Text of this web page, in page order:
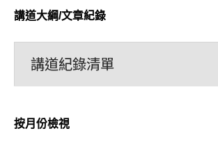
分
頁
講道大綱/文章紀錄
講道紀錄清單
按月份檢視